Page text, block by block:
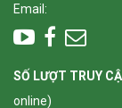
Email:
SỐ LƯỢT TRUY
online)